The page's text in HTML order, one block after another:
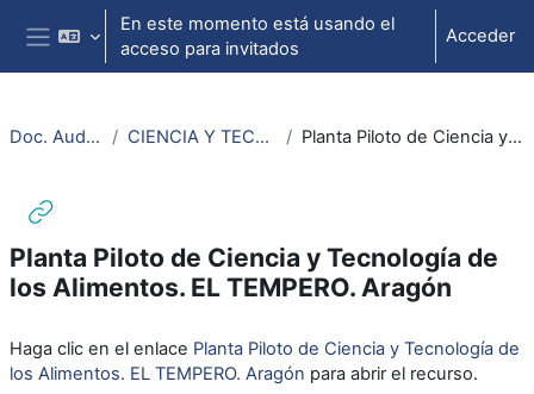
Salta al contenido principal
Panel lateral
En este momento está usando el
acceso para invitados
Acceder
Doc. Audiovisuales Veterinaria CIENCIA Y TECNOLOGÍA DE LOS ALIMENTOS (CTA) Planta Piloto de Ciencia y Tecnología de los Alimentos. EL TEMPERO. Aragón
Planta Piloto de Ciencia y Tecnología de
los Alimentos. EL TEMPERO. Aragón
Haga clic en el enlace Planta Piloto de Ciencia y Tecnología de
los Alimentos. EL TEMPERO. Aragón para abrir el recurso.